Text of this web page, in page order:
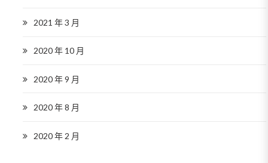
2021 年 3 月
2020 年 10 月
2020 年 9 月
2020 年 8 月
2020 年 2 月